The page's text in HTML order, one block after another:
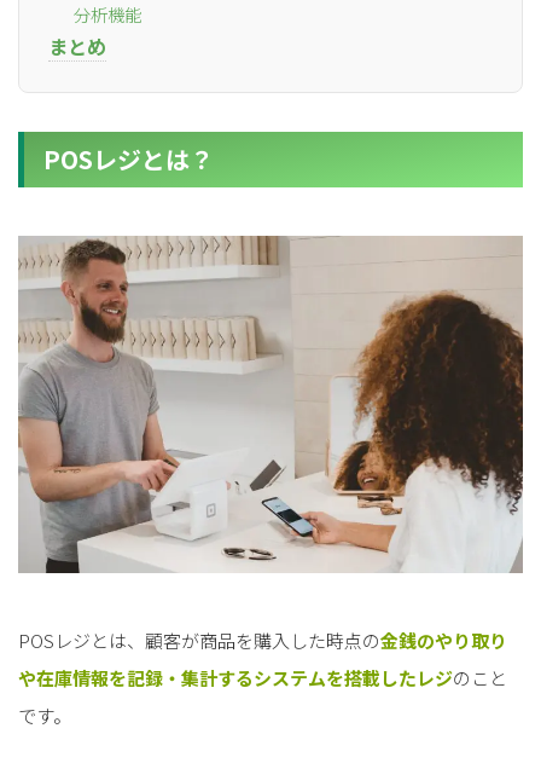
分析機能
まとめ
POSレジとは？
POSレジとは、顧客が商品を購入した時点の金銭のやり取り
や在庫情報を記録・集計するシステムを搭載したレジのこと
です。